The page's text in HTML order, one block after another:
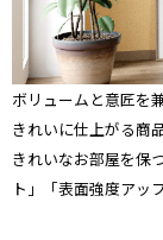
ボリュームと意匠を
きれいに仕上がる商
きれいなお部屋を保
ト」「表面強度アッ